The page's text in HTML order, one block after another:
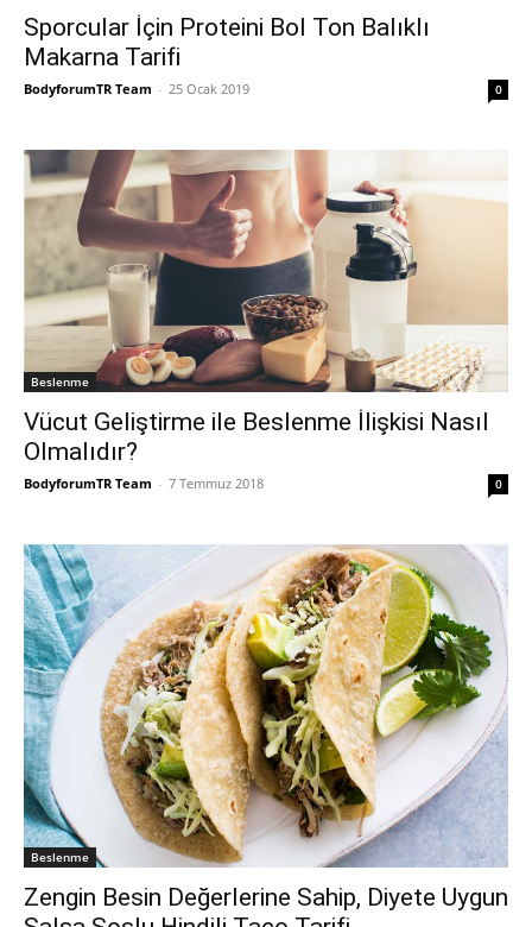
Sporcular İçin Proteini Bol Ton Balıklı
Makarna Tarifi
BodyforumTR Team - 25 Ocak 2019 0
Beslenme
Vücut Geliştirme ile Beslenme İlişkisi Nasıl
Olmalıdır?
BodyforumTR Team - 7 Temmuz 2018 0
Beslenme
Zengin Besin Değerlerine Sahip, Diyete Uygun